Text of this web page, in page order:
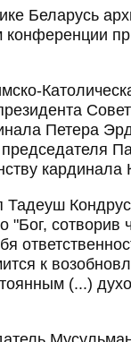
Беларусь
конференции
Петера
кардинала
Тадеуш
"Бог, сотворив
к
(...)